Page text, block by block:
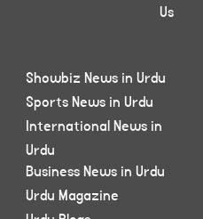
Us
Showbiz News in Urdu
Sports News in Urdu
International News in
Urdu
Business News in Urdu
Urdu Magazine